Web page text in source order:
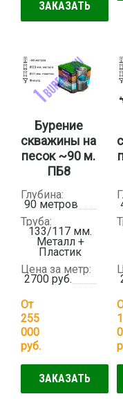
ЗАКАЗАТЬ
Бурение
скважины на
песок ~90 м.
ПБ8
Глубина:
90 метров
Труба:
133/117 мм.
Металл +
Пластик
Цена за метр:
2700 руб.
От
255
000
руб.
ЗАКАЗАТЬ